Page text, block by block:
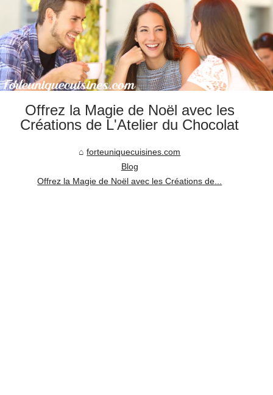
Offrez la Magie de Noël avec les
Créations de L'Atelier du Chocolat
forteuniquecuisines.com
Blog
Offrez la Magie de Noël avec les Créations de...